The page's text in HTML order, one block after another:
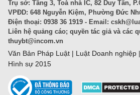
Trụ sở: Tầng 3, Toà nhà IC, 82 Duy Tân,
VPĐD: 648 Nguyễn Kiệm, Phường Đức
Điện thoại: 0938 36 1919 - Email:
Liên hệ quảng cáo; quyền tác giả và các
thuybt@incom.vn
Văn Bản Pháp Luật | Luật Doanh nghiệp |
Hình sự 2015